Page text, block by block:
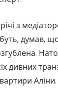
з
думав,
дивних